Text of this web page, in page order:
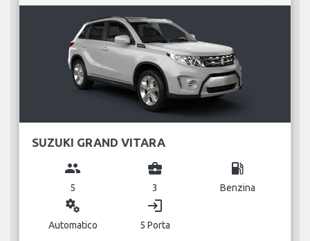
SUZUKI GRAND VITARA
group
5
business_center
3
local_gas_station
Benzina
miscellaneous_services
Automatico
login
5 Porta